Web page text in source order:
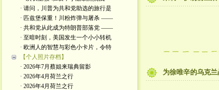
· 请问，川普为共和党助选的旅行是
· 匹兹堡保重！川粉炸弹与屠杀 ——
· 共和党从此成为特朗普部落党 ——
· 至暗时刻，美国发生一个小小转机
· 欧洲人的智慧与彩色小卡片，令特
【个人照片存档】
· 2026年7月蔡姐来瑞典留影
· 2026年4月荷兰之行
· 2026年4月荷兰之行
为徐唯辛的乌克